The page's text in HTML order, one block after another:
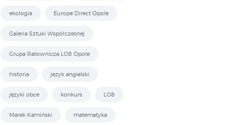
ekologia Europe Direct Opole
Galeria Sztuki Współczesnej
Grupa Ratownicza LO8 Opole
historia język angielski
języki obce konkurs LO8
Marek Kamiński matematyka